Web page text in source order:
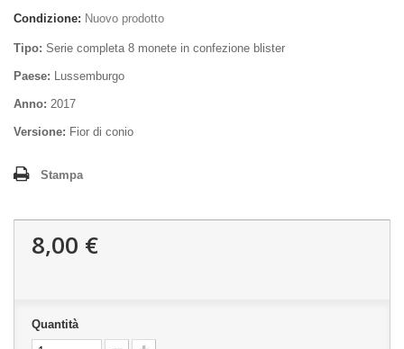
Condizione: Nuovo prodotto
Tipo: Serie completa 8 monete in confezione blister
Paese: Lussemburgo
Anno: 2017
Versione: Fior di conio
Stampa
8,00 €
Quantità